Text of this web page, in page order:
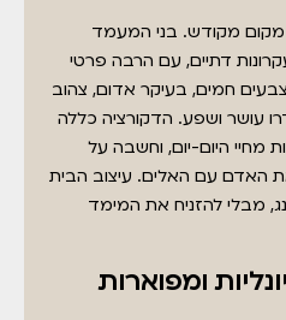
מקודש. בני המעמד
דתיים, עם הרבה פרטי
חמים, בעיקר אדום, צהוב
עושר ושפע. הדקורציה כללה
מחיי היום-יום, וחשבה על
עם האלים. עיצוב הבית
מבלי להזניח את המימד
ומפוארות